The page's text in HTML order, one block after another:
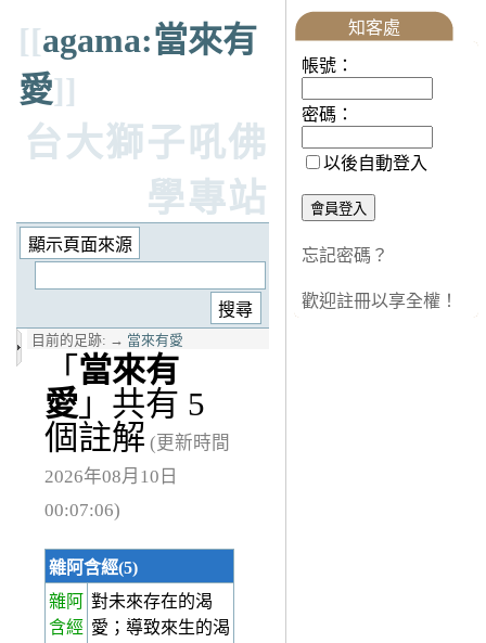
[[agama:當來有
愛]]
台大獅子吼佛
學專站
目前的足跡: → 當來有愛
「 當來有
愛 」共有 5
個註解 (更新時間
2026年08月10日
00:07:06)
雜阿含經(5)
雜阿
含經
對未來存在的渴
愛；導致來生的渴
知客處
帳號：
密碼：
以後自動登入
忘記密碼？
歡迎註冊以享全權！